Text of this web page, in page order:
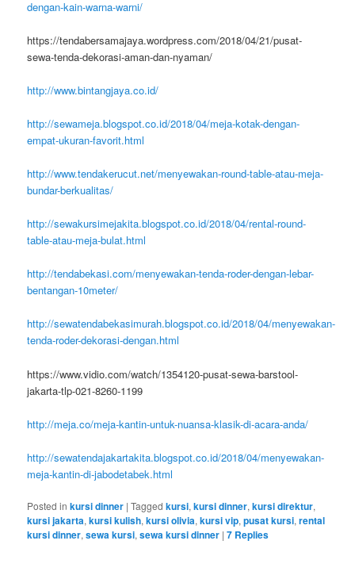
dengan-kain-warna-warni/
https://tendabersamajaya.wordpress.com/2018/04/21/pusat-
sewa-tenda-dekorasi-aman-dan-nyaman/
http://www.bintangjaya.co.id/
http://sewameja.blogspot.co.id/2018/04/meja-kotak-dengan-
empat-ukuran-favorit.html
http://www.tendakerucut.net/menyewakan-round-table-atau-meja-
bundar-berkualitas/
http://sewakursimejakita.blogspot.co.id/2018/04/rental-round-
table-atau-meja-bulat.html
http://tendabekasi.com/menyewakan-tenda-roder-dengan-lebar-
bentangan-10meter/
http://sewatendabekasimurah.blogspot.co.id/2018/04/menyewakan-
tenda-roder-dekorasi-dengan.html
https://www.vidio.com/watch/1354120-pusat-sewa-barstool-
jakarta-tlp-021-8260-1199
http://meja.co/meja-kantin-untuk-nuansa-klasik-di-acara-anda/
http://sewatendajakartakita.blogspot.co.id/2018/04/menyewakan-
meja-kantin-di-jabodetabek.html
Posted in kursi dinner |Tagged kursi,kursi dinner,kursi direktur,
kursi jakarta,kursi kulish,kursi olivia,kursi vip,pusat kursi,rental
kursi dinner,sewa kursi,sewa kursi dinner |7 Replies